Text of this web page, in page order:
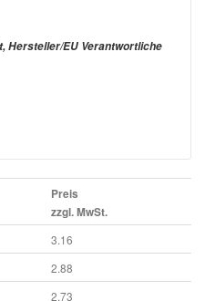
Hersteller/EU Verantwortliche
Preis
zzgl. MwSt.
3.16
2.88
2.73